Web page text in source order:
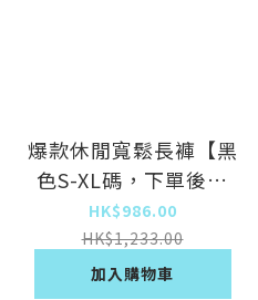
爆款休閒寬鬆長褲【黑
色S-XL碼，下單後與
客服確認發貨尺碼】
HK$986.00
HK$1,233.00
加入購物車